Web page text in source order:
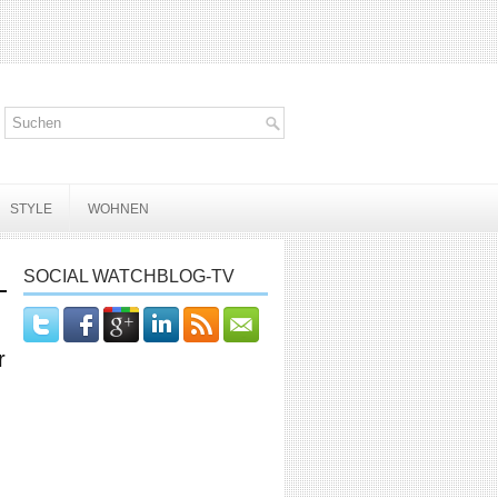
STYLE WOHNEN
SOCIAL WATCHBLOG-TV